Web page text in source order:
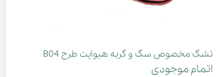
تشگ مخصوص سگ و گربه هیواپت طرح B04
اتمام موجودی